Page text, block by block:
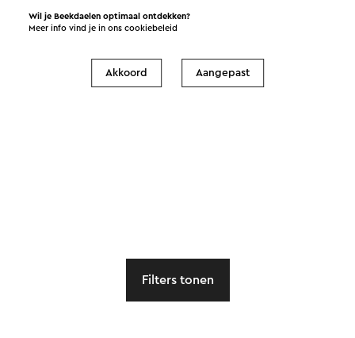
Filters tonen
Wil je Beekdaelen optimaal ontdekken?
Meer info vind je in onscookiebeleid
Akkoord Aangepast